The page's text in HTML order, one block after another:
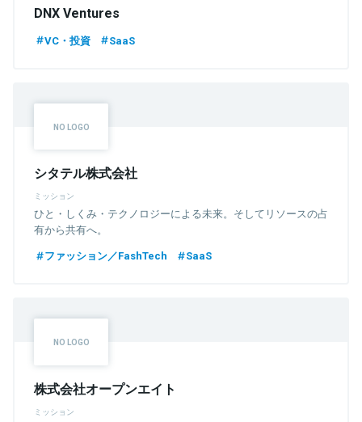
DNX Ventures
VC・投資 SaaS
シタテル株式会社
ミッション
ひと・しくみ・テクノロジーによる未来。そしてリソースの占
有から共有へ。
ファッション／FashTech
SaaS
株式会社オープンエイト
ミッション